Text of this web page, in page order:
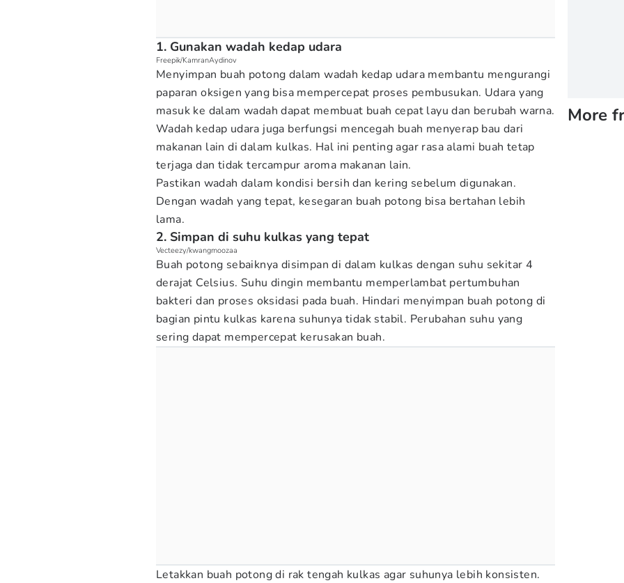
1. Gunakan wadah kedap udara
Freepik/KamranAydinov
Menyimpan buah potong dalam wadah kedap udara membantu mengurangi
paparan oksigen yang bisa mempercepat proses pembusukan. Udara yang
masuk ke dalam wadah dapat membuat buah cepat layu dan berubah warna.
Wadah kedap udara juga berfungsi mencegah buah menyerap bau dari
makanan lain di dalam kulkas. Hal ini penting agar rasa alami buah tetap
terjaga dan tidak tercampur aroma makanan lain.
Pastikan wadah dalam kondisi bersih dan kering sebelum digunakan.
Dengan wadah yang tepat, kesegaran buah potong bisa bertahan lebih
lama.
2. Simpan di suhu kulkas yang tepat
Vecteezy/kwangmoozaa
Buah potong sebaiknya disimpan di dalam kulkas dengan suhu sekitar 4
derajat Celsius. Suhu dingin membantu memperlambat pertumbuhan
bakteri dan proses oksidasi pada buah. Hindari menyimpan buah potong di
bagian pintu kulkas karena suhunya tidak stabil. Perubahan suhu yang
sering dapat mempercepat kerusakan buah.
Letakkan buah potong di rak tengah kulkas agar suhunya lebih konsisten.
More